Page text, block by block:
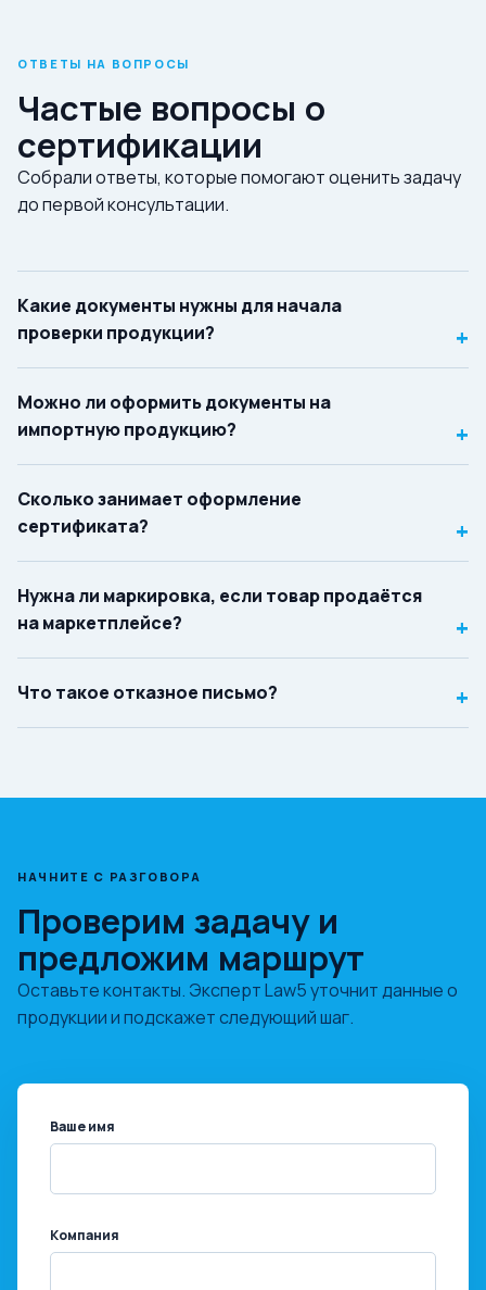
ОТВЕТЫ НА ВОПРОСЫ
Частые вопросы о
сертификации
Собрали ответы, которые помогают оценить задачу
до первой консультации.
Какие документы нужны для начала
проверки продукции?
+
Можно ли оформить документы на
импортную продукцию?
+
Сколько занимает оформление
сертификата?
+
Нужна ли маркировка, если товар продаётся
на маркетплейсе?
+
Что такое отказное письмо? +
НАЧНИТЕ С РАЗГОВОРА
Проверим задачу и
предложим маршрут
Оставьте контакты. Эксперт Law5 уточнит данные о
продукции и подскажет следующий шаг.
Ваше имя
Компания